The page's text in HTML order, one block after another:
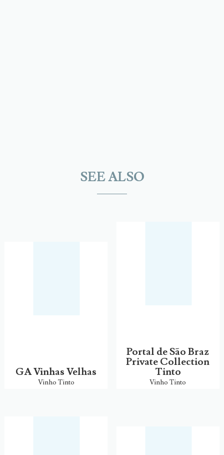
SEE ALSO
GA Vinhas Velhas
Vinho Tinto
Portal de São Braz
Private Collection
Tinto
Vinho Tinto